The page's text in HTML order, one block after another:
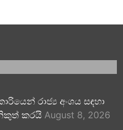
රාජ්‍ය අංශය සඳහා
කරයි August 8, 2026